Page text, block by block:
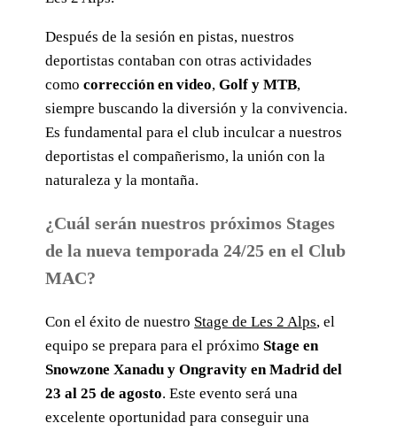
Después de la sesión en pistas, nuestros
deportistas contaban con otras actividades
comocorrección en video,Golf y MTB,
siempre buscando la diversión y la convivencia.
Es fundamental para el club inculcar a nuestros
deportistas el compañerismo, la unión con la
naturaleza y la montaña.
¿Cuál serán nuestros próximos Stages
de la nueva temporada 24/25 en el Club
MAC?
Con el éxito de nuestro Stage de Les 2 Alps, el
equipo se prepara para el próximoStage en
Snowzone Xanadu y Ongravity en Madrid del
23 al 25 de agosto. Este evento será una
excelente oportunidad para conseguir una